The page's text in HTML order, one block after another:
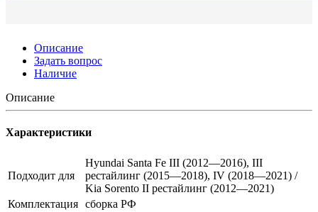
Описание
Задать вопрос
Наличие
Описание
Характеристики
Подходит для
Hyundai Santa Fe III (2012—2016), III
рестайлинг (2015—2018), IV (2018—2021) /
Kia Sorento II рестайлинг (2012—2021)
Комплектация сборка РФ